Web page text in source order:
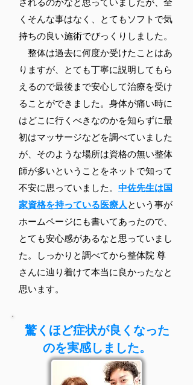
されるのかなと思っていましたが、全
くそんな事はなく、とてもソフトで気
持ちの良い施術でびっくりしました。
整体は過去に何度か受けたことはあ
りますが、とても丁寧に説明してもら
えるので最後まで安心して治療を受け
ることができました。身体が痛い時に
はどこに行くべきなのかを知らずに最
初はマッサージなどを調べていました
が、そのような場所は資格の無い整体
師が多いということをネットで知って
不安に思っていました。 中佐先生は国
家資格を持っている医療人 という事が
ホームページにも書いてあったので、
とても安心感があるなと思っていまし
た。しっかりと調べてから整体院 尊
さんに辿り着けて本当に良かったなと
思います。
​驚くほど症状が良くなった
のを実感しました。